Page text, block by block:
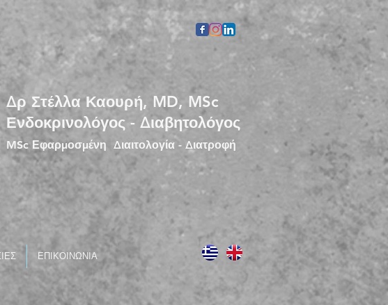
Δρ Στέλλα Καουρή, MD, MSc
Ενδοκρινολόγος - Διαβητολόγος
MSc Εφαρμοσμένη Διαιτολογία - Διατροφή
ΕΠΙΚΟΙΝΩΝΙΑ